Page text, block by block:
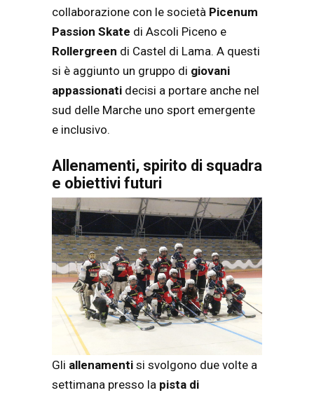
collaborazione con le società Picenum
Passion Skate di Ascoli Piceno e
Rollergreen di Castel di Lama. A questi
si è aggiunto un gruppo di giovani
appassionati decisi a portare anche nel
sud delle Marche uno sport emergente
e inclusivo.
Allenamenti, spirito di squadra
e obiettivi futuri
Gli allenamenti si svolgono due volte a
settimana presso la pista di